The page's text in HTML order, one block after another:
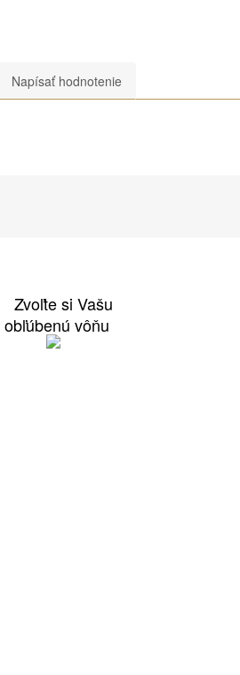
Napísať hodnotenie
Zvoľte si Vašu
obľúbenú vôňu